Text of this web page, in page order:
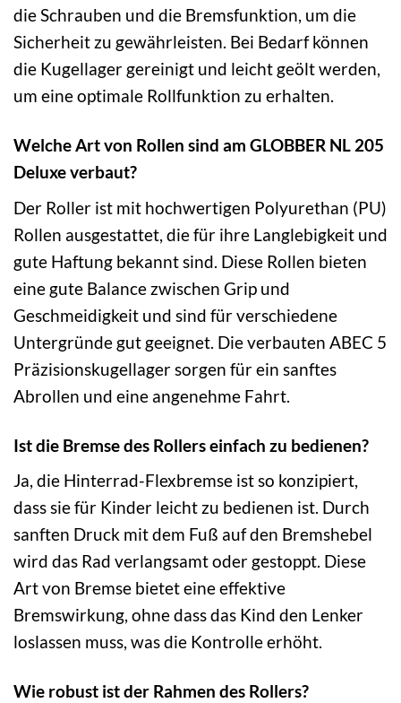
die Schrauben und die Bremsfunktion, um die
Sicherheit zu gewährleisten. Bei Bedarf können
die Kugellager gereinigt und leicht geölt werden,
um eine optimale Rollfunktion zu erhalten.
Welche Art von Rollen sind am GLOBBER NL 205
Deluxe verbaut?
Der Roller ist mit hochwertigen Polyurethan (PU)
Rollen ausgestattet, die für ihre Langlebigkeit und
gute Haftung bekannt sind. Diese Rollen bieten
eine gute Balance zwischen Grip und
Geschmeidigkeit und sind für verschiedene
Untergründe gut geeignet. Die verbauten ABEC 5
Präzisionskugellager sorgen für ein sanftes
Abrollen und eine angenehme Fahrt.
Ist die Bremse des Rollers einfach zu bedienen?
Ja, die Hinterrad-Flexbremse ist so konzipiert,
dass sie für Kinder leicht zu bedienen ist. Durch
sanften Druck mit dem Fuß auf den Bremshebel
wird das Rad verlangsamt oder gestoppt. Diese
Art von Bremse bietet eine effektive
Bremswirkung, ohne dass das Kind den Lenker
loslassen muss, was die Kontrolle erhöht.
Wie robust ist der Rahmen des Rollers?